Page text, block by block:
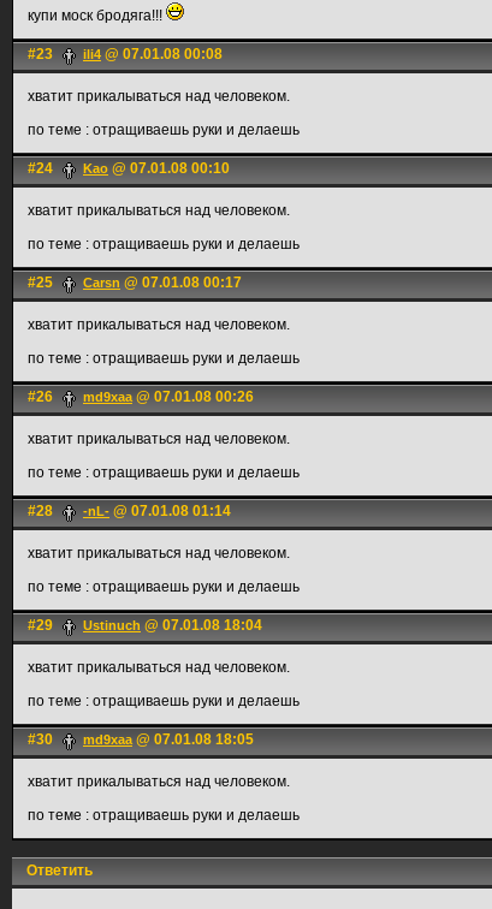
купи моск бродяга!!!
#23 ili4 @ 07.01.08 00:08
хватит прикалываться над человеком.
по теме : отращиваешь руки и делаешь
#24 Kao @ 07.01.08 00:10
хватит прикалываться над человеком.
по теме : отращиваешь руки и делаешь
#25 Carsn @ 07.01.08 00:17
хватит прикалываться над человеком.
по теме : отращиваешь руки и делаешь
#26 md9xaa@ 07.01.08 00:26
хватит прикалываться над человеком.
по теме : отращиваешь руки и делаешь
#28 -nL- @ 07.01.08 01:14
хватит прикалываться над человеком.
по теме : отращиваешь руки и делаешь
#29 Ustinuch @ 07.01.08 18:04
хватит прикалываться над человеком.
по теме : отращиваешь руки и делаешь
#30 md9xaa@ 07.01.08 18:05
хватит прикалываться над человеком.
по теме : отращиваешь руки и делаешь
Ответить